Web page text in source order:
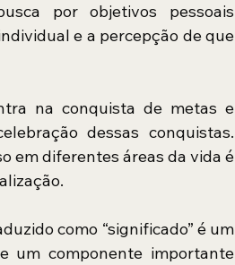
por objetivos pessoais
e a percepção de que
na conquista de metas e
dessas conquistas.
em diferentes áreas da vida é
como “significado” é um
um componente importante